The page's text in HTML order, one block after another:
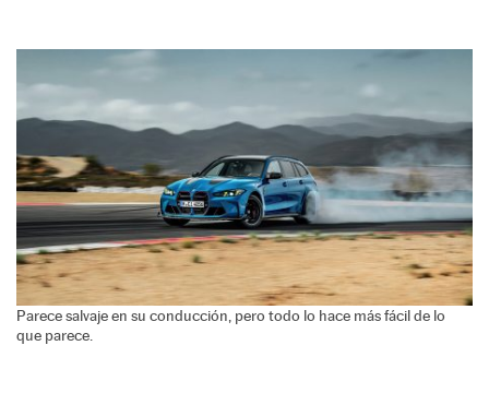
Parece salvaje en su conducción, pero todo lo hace más fácil de lo
que parece.